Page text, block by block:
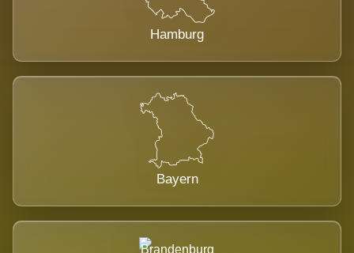
Hamburg
Bayern